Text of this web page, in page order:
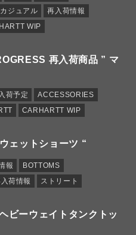
カジュアル
再入荷情報
WIP
再入荷商品 ” マ
荷予定
ACCESSORIES
CARHARTT WIP
ェットショーツ “
報
BOTTOMS
荷情報
ストリート
ビーウェイトタンクトッ